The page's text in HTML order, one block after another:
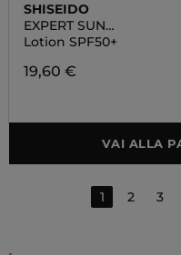
SHISEIDO
EXPERT SUN
PROTECTOR
Lotion SPF50+
19,60 €
VAI ALLA
1 2 3